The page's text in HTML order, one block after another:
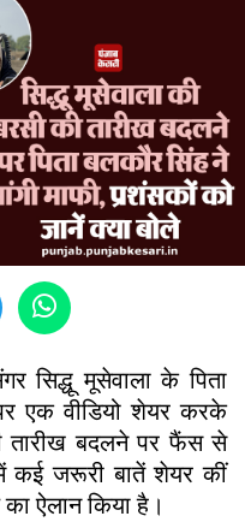
सिद्धू मूसेवाला के पिता
एक वीडियो शेयर करके
तारीख बदलने पर फैंस से
में कई जरूरी बातें शेयर कीं
ऐलान किया है।